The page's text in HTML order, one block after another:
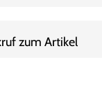
zum Artikel